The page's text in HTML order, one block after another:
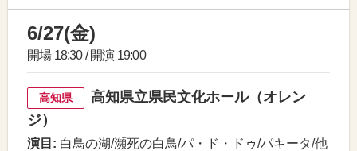
6/27(金)
開場 18:30 / 開演 19:00
高知県
高知県立県民文化ホール（オレン
ジ）
演目: 白鳥の湖/瀕死の白鳥/パ・ド・ドゥ/パキータ/他